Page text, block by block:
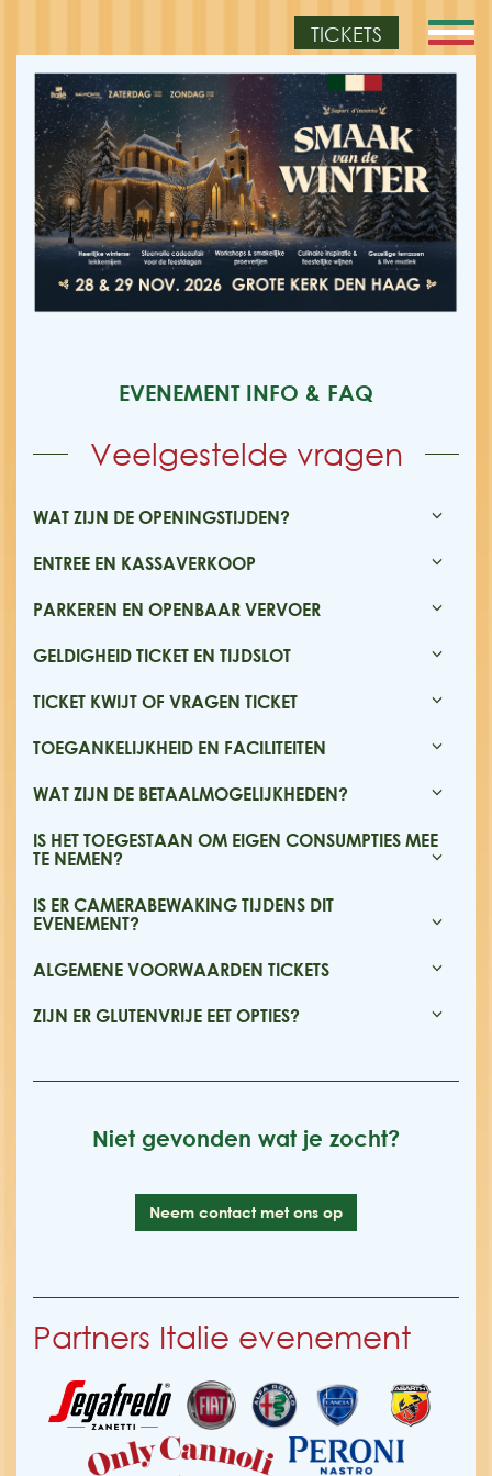
TICKETS
EVENEMENT INFO & FAQ
Veelgestelde vragen
WAT ZIJN DE OPENINGSTIJDEN?
ENTREE EN KASSAVERKOOP
PARKEREN EN OPENBAAR VERVOER
GELDIGHEID TICKET EN TIJDSLOT
TICKET KWIJT OF VRAGEN TICKET
TOEGANKELIJKHEID EN FACILITEITEN
WAT ZIJN DE BETAALMOGELIJKHEDEN?
IS HET TOEGESTAAN OM EIGEN CONSUMPTIES MEE
TE NEMEN?
IS ER CAMERABEWAKING TIJDENS DIT
EVENEMENT?
ALGEMENE VOORWAARDEN TICKETS
ZIJN ER GLUTENVRIJE EET OPTIES?
Niet gevonden wat je zocht?
Neem contact met ons op
Partners Italie evenement